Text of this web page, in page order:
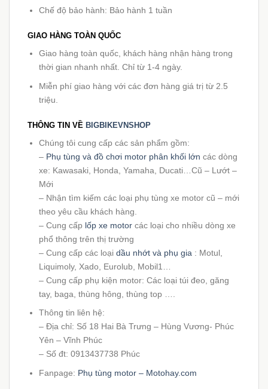
Chế độ bảo hành: Bảo hành 1 tuần
GIAO HÀNG TOÀN QUỐC
Giao hàng toàn quốc, khách hàng nhận hàng trong
thời gian nhanh nhất. Chỉ từ 1-4 ngày.
Miễn phí giao hàng với các đơn hàng giá trị từ 2.5
triệu.
THÔNG TIN VỀ BIGBIKEVNSHOP
Chúng tôi cung cấp các sản phẩm gồm:
– Phụ tùng và đồ chơi motor phân khối lớn các dòng
xe: Kawasaki, Honda, Yamaha, Ducati…Cũ – Lướt –
Mới
– Nhận tìm kiếm các loại phụ tùng xe motor cũ – mới
theo yêu cầu khách hàng.
– Cung cấp lốp xe motorcác loại cho nhiều dòng xe
phổ thông trên thị trường
– Cung cấp các loại dầu nhớt và phụ gia : Motul,
Liquimoly, Xado, Eurolub, Mobil1…
– Cung cấp phụ kiện motor: Các loại túi đeo, găng
tay, baga, thùng hông, thùng top ….
Thông tin liên hệ:
– Địa chỉ: Số 18 Hai Bà Trưng – Hùng Vương- Phúc
Yên – Vĩnh Phúc
– Số đt: 0913437738 Phúc
Fanpage: Phụ tùng motor – Motohay.com